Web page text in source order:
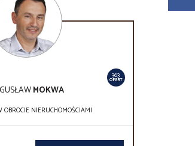
363
OFERT
MOKWA
OBROCIE NIERUCHOMOŚCIAMI